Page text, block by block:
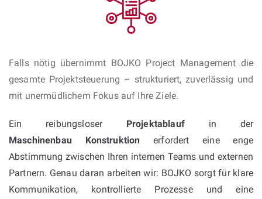
Falls nötig übernimmt BOJKO Project Management die
gesamte Projektsteuerung – strukturiert, zuverlässig und
mit unermüdlichem Fokus auf Ihre Ziele.
Ein reibungsloser Projektablaufin der
Maschinenbau Konstruktion erfordert eine enge
Abstimmung zwischen Ihren internen Teams und externen
Partnern. Genau daran arbeiten wir: BOJKO sorgt für klare
Kommunikation, kontrollierte Prozesse und eine